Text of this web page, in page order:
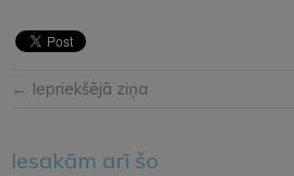
← Iepriekšējā ziņa
Iesakām arī šo